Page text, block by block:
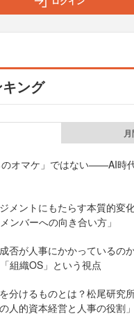
ング
オマケ」ではない——AI時
メントにもたらす本質的変
ンバーへの向き合い方」
否が人事にかかっているの
組織OS」という視点
分けるものとは？松尾研究
人的資本経営と人事の役割」